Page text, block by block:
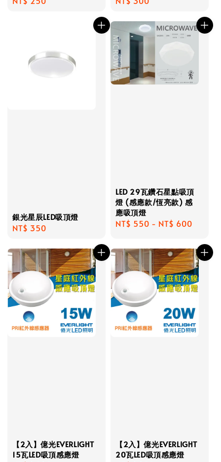
銀光星辰LED吸頂燈
Regular
NT$ 350
LED 29瓦鑽石星點吸頂
燈 (感應款/恆亮款) 感
應吸頂燈
Regular
NT$ 550 - NT$ 600
【2入】億光EVERLIGHT
15瓦LED吸頂感應燈
【2入】億光EVERLIGHT
20瓦LED吸頂感應燈